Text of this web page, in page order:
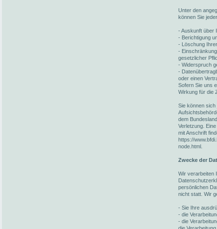
Unter den
können Sie
- Auskunft über
- Berichtigung
- Löschung
-
gesetzlicher
- Widerspruch
-
oder einen
Sofern Sie uns
Wirkung für die
Sie können
dem
Verletzung.
mit Anschrift
https://
node.html.
Zwecke der
Wir verarbeiten
persönlichen
nicht statt. Wir
- Sie Ihre
- die
- die